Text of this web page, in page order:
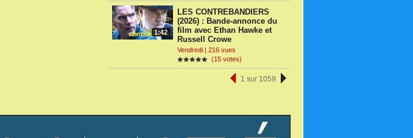
1:42
LES CONTREBANDIERS
(2026) : Bande-annonce du
film avec Ethan Hawke et
Russell Crowe
Vendredi | 216 vues
(15 votes)
1 sur 1059